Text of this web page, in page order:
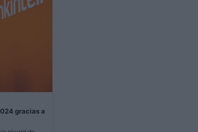
gracias a